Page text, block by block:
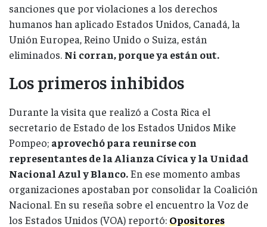
sanciones que por violaciones a los derechos
humanos han aplicado Estados Unidos, Canadá, la
Unión Europea, Reino Unido o Suiza, están
eliminados. Ni corran, porque ya están out.
Los primeros inhibidos
Durante la visita que realizó a Costa Rica el
secretario de Estado de los Estados Unidos Mike
Pompeo; aprovechó para reunirse con
representantes de la Alianza Cívica y la Unidad
Nacional Azul y Blanco.En ese momento ambas
organizaciones apostaban por consolidar la Coalición
Nacional. En su reseña sobre el encuentro la Voz de
los Estados Unidos (VOA) reportó: Opositores